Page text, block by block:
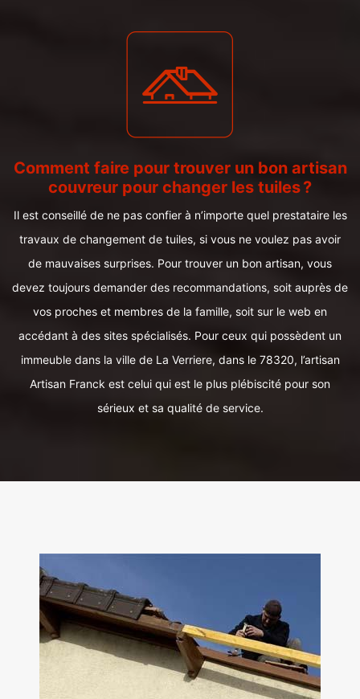
Comment faire pour trouver un bon artisan
couvreur pour changer les tuiles ?
Il est conseillé de ne pas confier à n’importe quel prestataire les
travaux de changement de tuiles, si vous ne voulez pas avoir
de mauvaises surprises. Pour trouver un bon artisan, vous
devez toujours demander des recommandations, soit auprès de
vos proches et membres de la famille, soit sur le web en
accédant à des sites spécialisés. Pour ceux qui possèdent un
immeuble dans la ville de La Verriere, dans le 78320, l’artisan
Artisan Franck est celui qui est le plus plébiscité pour son
sérieux et sa qualité de service.